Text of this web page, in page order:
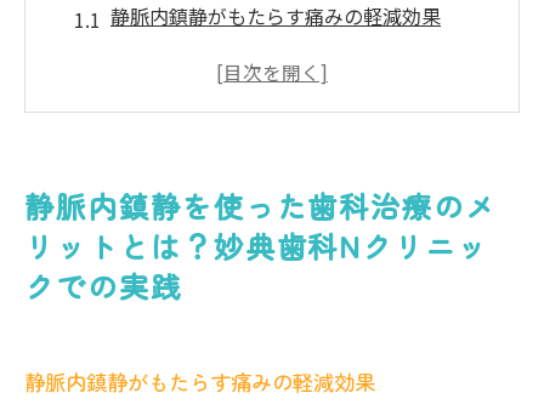
静脈内鎮静がもたらす痛みの軽減効果
安心して治療を受けるための環境づくり
験
安全性と効果を両立した静脈内鎮静の導入
方法
静脈内鎮静で歯医者の恐怖を克服！妙典歯科N
静脈内鎮静を使った歯科治療のメ
リットとは？妙典歯科Nクリニッ
クでの実践
静脈内鎮静がもたらす痛みの軽減効果